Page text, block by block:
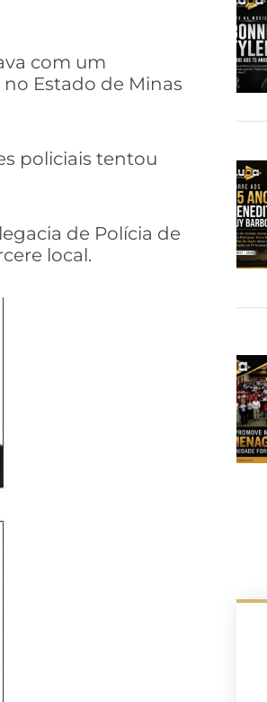
com um
Estado de Minas
policiais tentou
de Polícia de
local.